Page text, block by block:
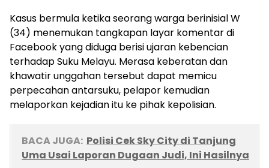
Kasus bermula ketika seorang warga berinisial W
(34) menemukan tangkapan layar komentar di
Facebook yang diduga berisi ujaran kebencian
terhadap Suku Melayu. Merasa keberatan dan
khawatir unggahan tersebut dapat memicu
perpecahan antarsuku, pelapor kemudian
melaporkan kejadian itu ke pihak kepolisian.
BACA JUGA: Polisi Cek Sky City di Tanjung
Uma Usai Laporan Dugaan Judi, Ini Hasilnya